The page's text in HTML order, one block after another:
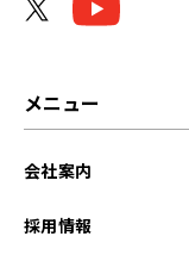
メニュー
会社案内
採用情報